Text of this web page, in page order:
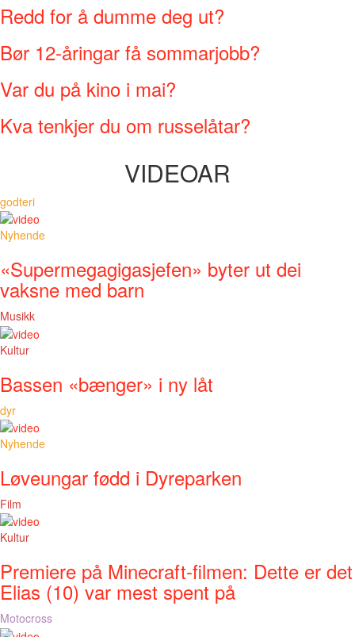
Redd for å dumme deg ut?
Bør 12-åringar få sommarjobb?
Var du på kino i mai?
Kva tenkjer du om russelåtar?
VIDEOAR
godteri
Nyhende
«Supermegagigasjefen» byter ut dei
vaksne med barn
Musikk
Kultur
Bassen «bænger» i ny låt
dyr
Nyhende
Løveungar fødd i Dyreparken
Film
Kultur
Premiere på Minecraft-filmen: Dette er det
Elias (10) var mest spent på
Motocross